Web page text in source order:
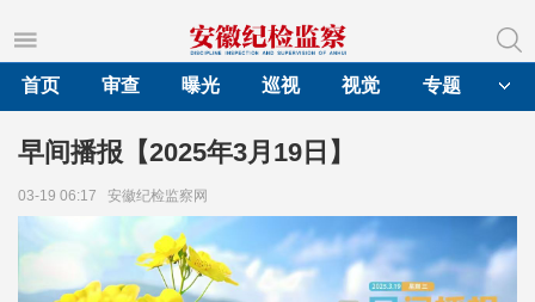
首页
审查 曝光 巡视 视觉 专题
早间播报【2025年3月19日】
03-19 06:17 安徽纪检监察网